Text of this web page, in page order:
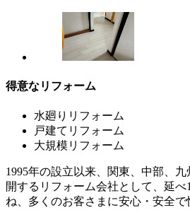
得意なリフォーム
水廻りリフォーム
戸建てリフォーム
大規模リフォーム
1995年の設立以来、関東、中部、
開するリフォーム会社として、延
ね、多くのお客さまに安心・安全